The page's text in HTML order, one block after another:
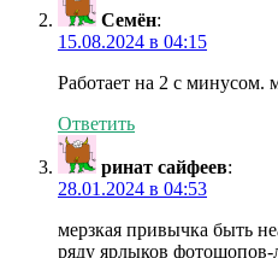
Семён:
15.08.2024 в 04:15
Работает на 2 с минусом.
Ответить
ринат сайфеев:
28.01.2024 в 04:53
мерзкая привычка быть
ряду ярлыков